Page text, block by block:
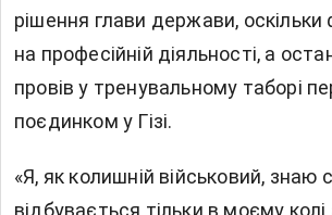
рішення глави держави, оскільки
на професійній діяльності, а
провів у тренувальному таборі
поєдинком у Гізі.
«Я, як колишній військовий, знаю
відбувається тільки в моєму колі